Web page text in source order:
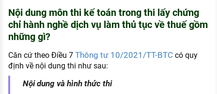
NHÂN SỰ
TUYỂN DỤNG VIỆC LÀM
Nội dung môn thi kế toán trong thi lấy chứng
chỉ hành nghề dịch vụ làm thủ tục về thuế gồm
những gì?
Căn cứ theo Điều 7 Thông tư 10/2021/TT-BTCcó quy
định về nội dung thi như sau:
Nội dung và hình thức thi